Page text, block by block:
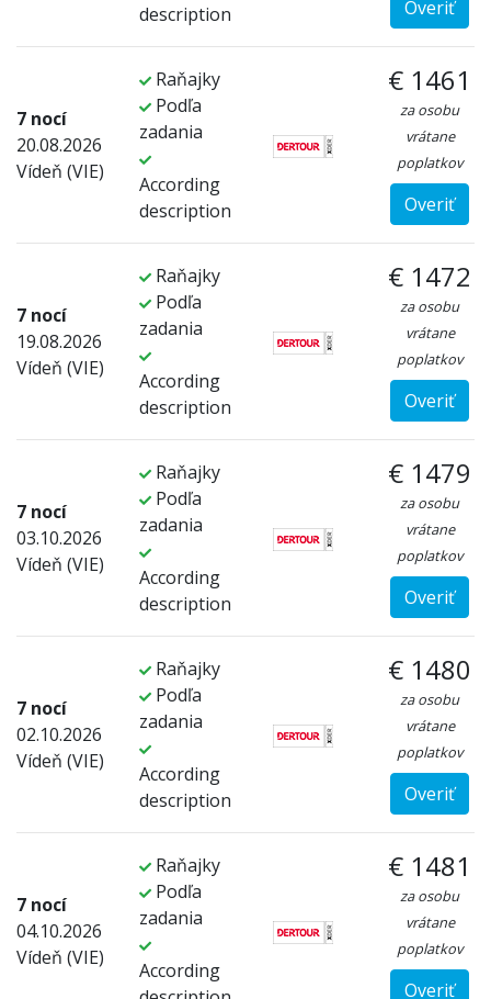
description
Overiť
7 nocí
20.08.2026
Vídeň (VIE)
Raňajky
Podľa
zadania
According
description
€ 1461
za osobu
vrátane
poplatkov
Overiť
7 nocí
19.08.2026
Vídeň (VIE)
Raňajky
Podľa
zadania
According
description
€ 1472
za osobu
vrátane
poplatkov
Overiť
7 nocí
03.10.2026
Vídeň (VIE)
Raňajky
Podľa
zadania
According
description
€ 1479
za osobu
vrátane
poplatkov
Overiť
7 nocí
02.10.2026
Vídeň (VIE)
Raňajky
Podľa
zadania
According
description
€ 1480
za osobu
vrátane
poplatkov
Overiť
7 nocí
04.10.2026
Vídeň (VIE)
Raňajky
Podľa
zadania
According
€ 1481
za osobu
vrátane
poplatkov
Overiť